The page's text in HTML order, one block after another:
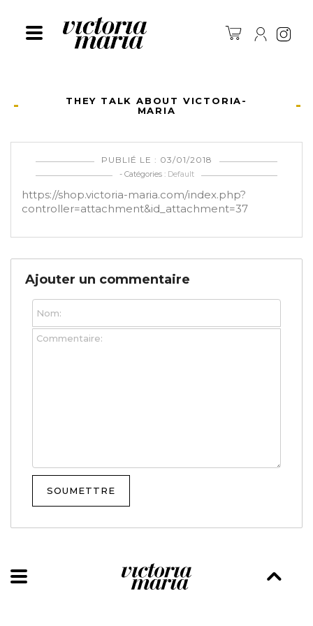
THEY TALK ABOUT VICTORIA-
MARIA
PUBLIÉ LE : 03/01/2018
- Catégories : Default
https://shop.victoria-maria.com/index.php?
controller=attachment&id_attachment=37
Ajouter un commentaire